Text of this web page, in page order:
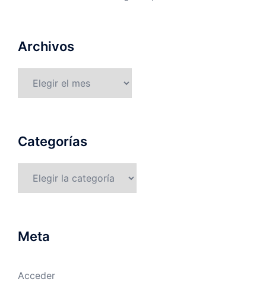
Archivos
Categorías
Meta
Acceder